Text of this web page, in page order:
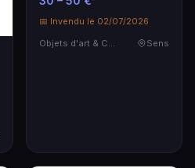
📅 Invendu le 02/07/2026
Sens